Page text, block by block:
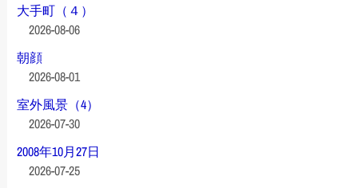
大手町（４）
2026-08-06
朝顔
2026-08-01
室外風景（4）
2026-07-30
2008年10月27日
2026-07-25